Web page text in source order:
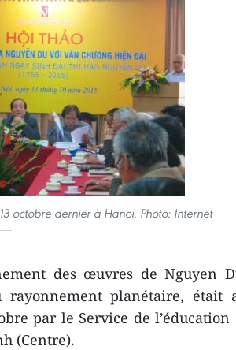
octobre dernier à Hanoi. Photo: Internet
des œuvres de Nguyen
planétaire, était
par le Service de l’éducation
(Centre).